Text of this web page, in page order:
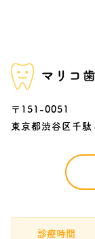
〒151-0051
東京都渋谷区千
診療時間